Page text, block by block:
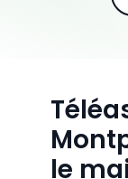
le